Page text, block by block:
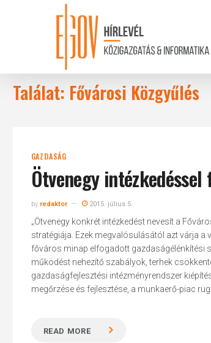
Találat: Fővárosi Közgyűlés
GAZDASÁG
Ötvenegy
by redaktor 2015. július 5.
„Ötvenegy konkrét intézkedést nevesít a
stratégiája. Ezek megvalósulásától azt várja a
főváros minap elfogadott gazdaságélénkítési
működést nehezítő szabályok, terhek
gazdaságfejlesztési intézményrendszer
megőrzése és fejlesztése, a munkaerő-piac
READ MORE